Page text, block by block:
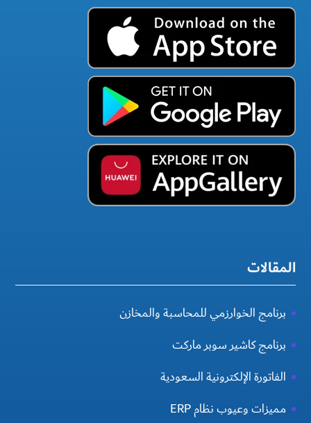
المقالات
برنامج الخوارزمي للمحاسبة والمخازن
برنامج كاشير سوبر ماركت
الفاتورة الإلكترونية السعودية
مميزات وعيوب نظام ERP